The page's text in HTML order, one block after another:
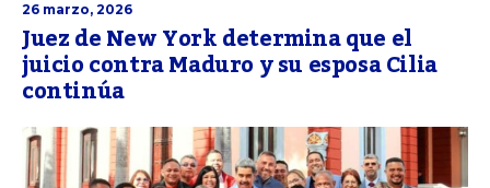
26 marzo, 2026
Juez de New York determina que el
juicio contra Maduro y su esposa Cilia
continúa